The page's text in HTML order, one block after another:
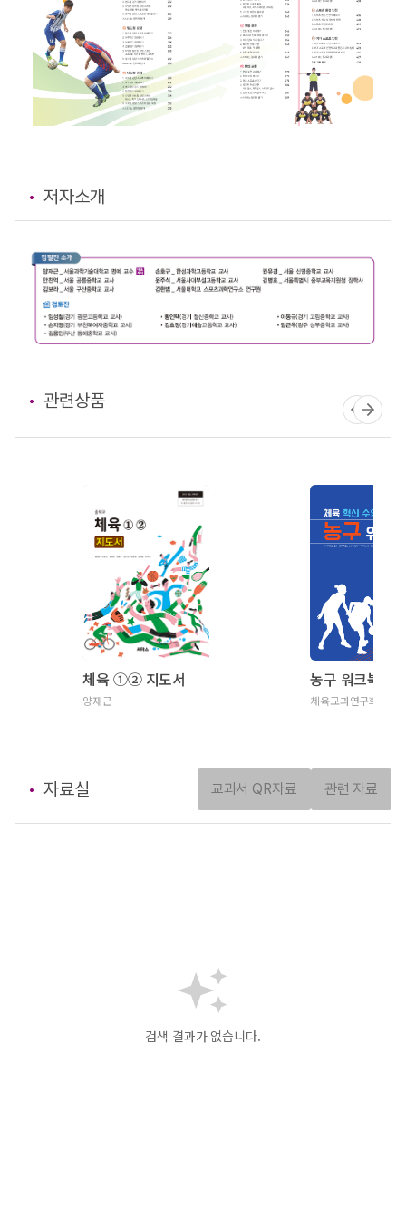
저자소개
관련상품
체육 ①② 지도서
양재근
농구 워크북
체육교과연구회
자료실 교과서 QR자료 관련 자료
검색 결과가 없습니다.